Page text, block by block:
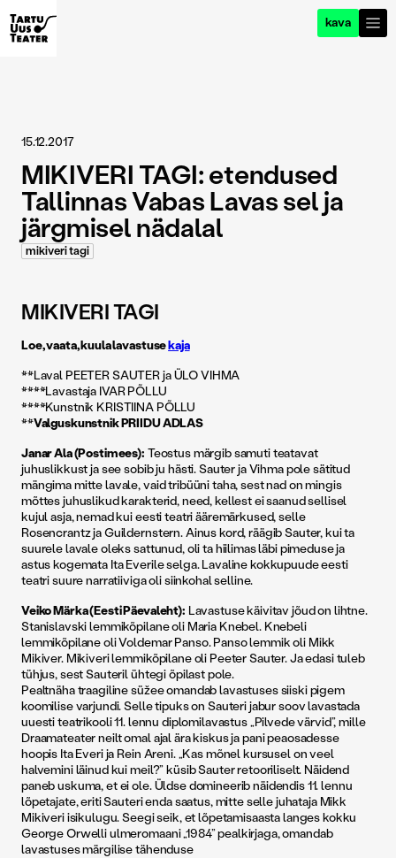
kava
15.12.2017
MIKIVERI TAGI: etendused
Tallinnas Vabas Lavas sel ja
järgmisel nädalal
mikiveri tagi
MIKIVERI TAGI
Loe, vaata, kuula lavastusekaja
**Laval PEETER SAUTER ja ÜLO VIHMA
****Lavastaja IVAR PÕLLU
****Kunstnik KRISTIINA PÕLLU
**Valguskunstnik PRIIDU ADLAS
Janar Ala (Postimees): Teostus märgib samuti teatavat
juhuslikkust ja see sobib ju hästi. Sauter ja Vihma pole sätitud
mängima mitte lavale, vaid tribüüni taha, sest nad on mingis
mõttes juhuslikud karakterid, need, kellest ei saanud sellisel
kujul asja, nemad kui eesti teatri ääremärkused, selle
Rosencrantz ja Guildernstern. Ainus kord, räägib Sauter, kui ta
suurele lavale oleks sattunud, oli ta hiilimas läbi pimeduse ja
astus kogemata Ita Everile selga. Lavaline kokkupuude eesti
teatri suure narratiiviga oli siinkohal selline.
Veiko Märka (Eesti Päevaleht): Lavastuse käivitav jõud on lihtne.
Stanislavski lemmikõpilane oli Maria Knebel. Knebeli
lemmikõpilane oli Voldemar Panso. Panso lemmik oli Mikk
Mikiver. Mikiveri lemmikõpilane oli Peeter Sauter. Ja edasi tuleb
tühjus, sest Sauteril ühtegi õpilast pole.
Pealtnäha traagiline süžee omandab lavastuses siiski pigem
koomilise varjundi. Selle tipuks on Sauteri jabur soov lavastada
uuesti teatrikooli 11. lennu diplomilavastus „Pilvede värvid”, mille
Draamateater neilt omal ajal ära kiskus ja pani peaosadesse
hoopis Ita Everi ja Rein Areni. „Kas mõnel kursusel on veel
halvemini läinud kui meil?” küsib Sauter retooriliselt. Näidend
paneb uskuma, et ei ole. Üldse domineerib näidendis 11. lennu
lõpetajate, eriti Sauteri enda saatus, mitte selle juhataja Mikk
Mikiveri isikulugu. Seegi seik, et lõpetamisaasta langes kokku
George Orwelli ulmeromaani „1984” pealkirjaga, omandab
lavastuses märgilise tähenduse